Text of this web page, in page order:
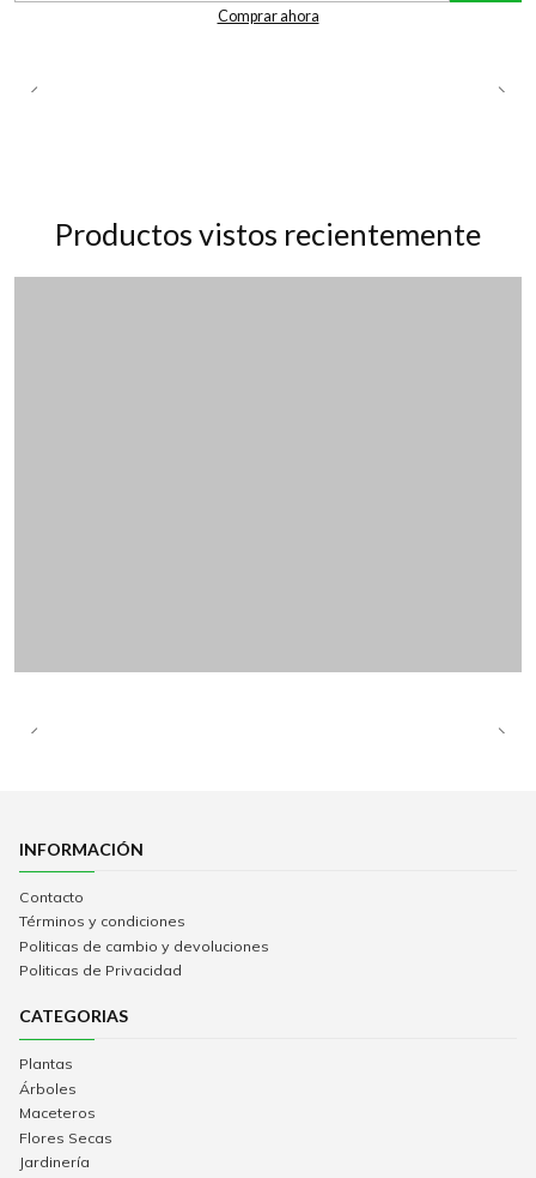
Comprar ahora
Productos vistos recientemente
INFORMACIÓN
Contacto
Términos y condiciones
Politicas de cambio y devoluciones
Politicas de Privacidad
CATEGORIAS
Plantas
Árboles
Maceteros
Flores Secas
Jardinería